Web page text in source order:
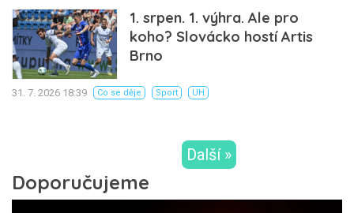
1. srpen. 1. výhra. Ale pro
koho? Slovácko hostí Artis
Brno
31. 7. 2026 18:39 Co se děje Sport UH
Další »